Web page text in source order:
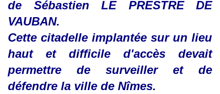
de Sébastien LE PRESTRE DE
VAUBAN.
Cette citadelle implantée sur un lieu
haut et difficile d'accès devait
permettre de surveiller et de
défendre la ville de Nîmes.